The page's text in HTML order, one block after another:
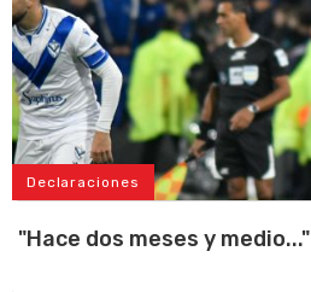
Declaraciones
"Hace dos meses y medio..."